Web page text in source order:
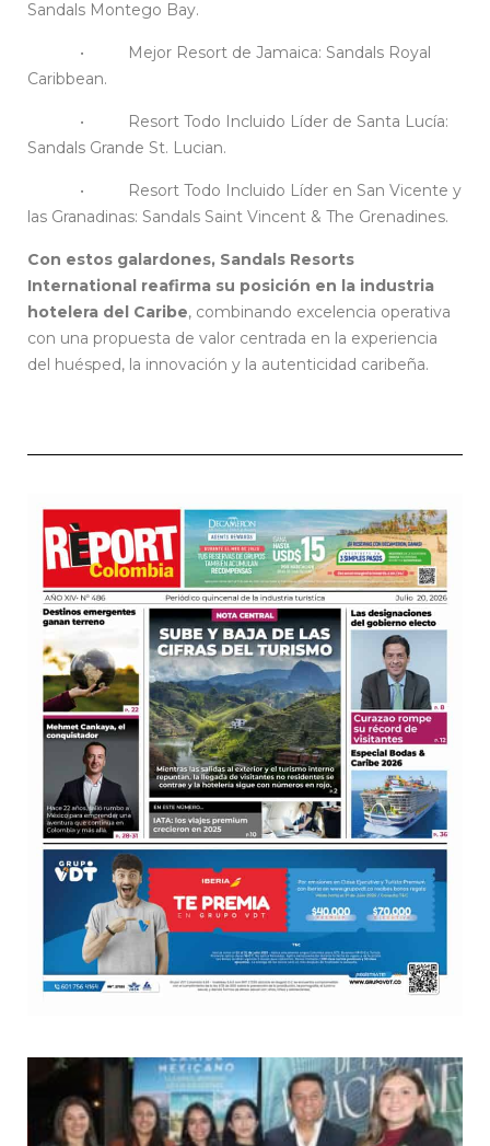
Sandals Montego Bay.
• Mejor Resort de Jamaica: Sandals Royal
Caribbean.
• Resort Todo Incluido Líder de Santa Lucía:
Sandals Grande St. Lucian.
• Resort Todo Incluido Líder en San Vicente y
las Granadinas: Sandals Saint Vincent & The Grenadines.
Con estos galardones, Sandals Resorts
International reafirma su posición en la industria
hotelera del Caribe, combinando excelencia operativa
con una propuesta de valor centrada en la experiencia
del huésped, la innovación y la autenticidad caribeña.